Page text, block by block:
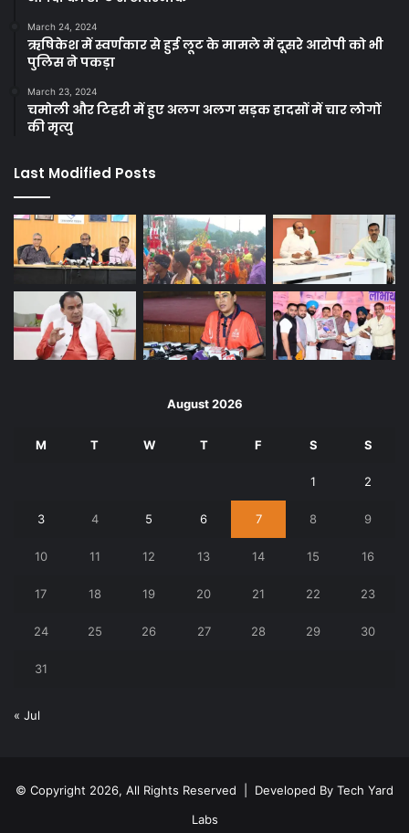
March 24, 2024
ऋषिकेश में स्वर्णकार से हुई लूट के मामले में दूसरे आरोपी को भी
पुलिस ने पकड़ा
March 23, 2024
चमोली और टिहरी में हुए अलग अलग सड़क हादसों में चार लोगों
की मृत्यु
Last Modified Posts
August 2026
M T W T F S S
1 2
3 4 5 6 7 8 9
10 11 12 13 14 15 16
17 18 19 20 21 22 23
24 25 26 27 28 29 30
31
« Jul
© Copyright 2026, All Rights Reserved | Developed By Tech Yard
Labs